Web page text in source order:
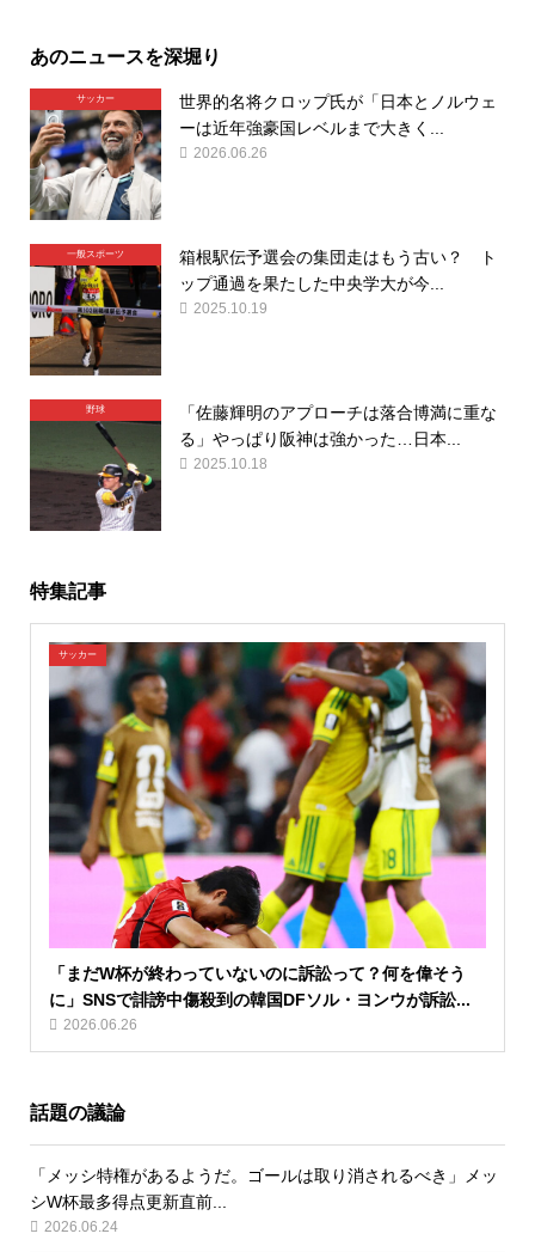
あのニュースを深堀り
サッカー
世界的名将クロップ氏が「日本とノルウェ
ーは近年強豪国レベルまで大きく...
2026.06.26
一般スポーツ
箱根駅伝予選会の集団走はもう古い？ ト
ップ通過を果たした中央学大が今...
2025.10.19
野球
「佐藤輝明のアプローチは落合博満に重な
る」やっぱり阪神は強かった…日本...
2025.10.18
特集記事
サッカー
「まだW杯が終わっていないのに訴訟って？何を偉そう
に」SNSで誹謗中傷殺到の韓国DFソル・ヨンウが訴訟...
2026.06.26
話題の議論
「メッシ特権があるようだ。ゴールは取り消されるべき」メッ
シW杯最多得点更新直前...
2026.06.24